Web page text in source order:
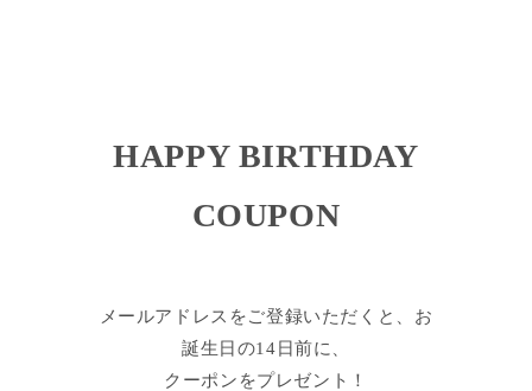
HAPPY BIRTHDAY
COUPON
メールアドレスをご登録いただくと、お
誕生日の14日前に、
クーポンをプレゼント！